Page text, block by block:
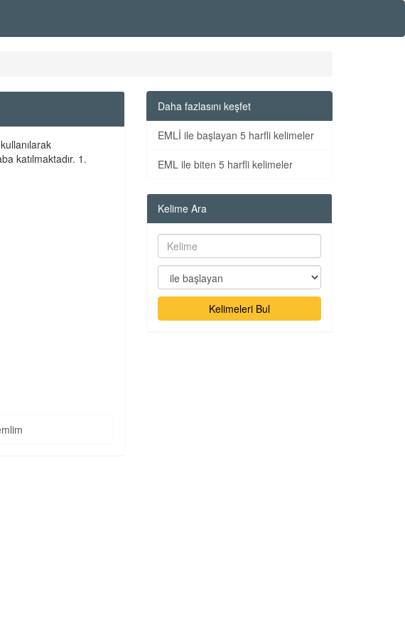
katılmaktadır. 1.
Daha fazlasını keşfet
EMLİ ile başlayan 5 harfli kelimeler
EML ile biten 5 harfli kelimeler
Kelime Ara
Kelimeleri Bul